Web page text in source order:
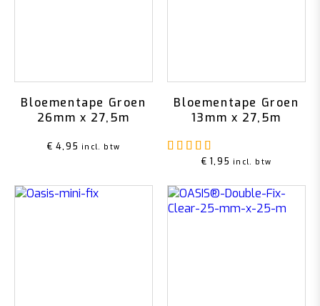
Bloementape Groen
26mm x 27,5m
€ 4,95 incl. btw
Bloementape Groen
13mm x 27,5m
€ 1,95 incl. btw